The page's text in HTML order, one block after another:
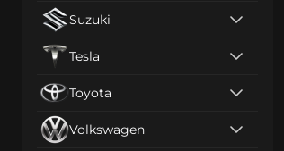
Suzuki
Tesla
Toyota
Volkswagen